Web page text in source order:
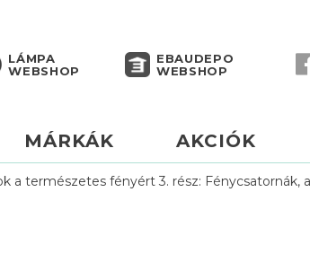
LÁMPA
WEBSHOP
EBAUDEPO
WEBSHOP
MÁRKÁK AKCIÓK
a természetes fényért 3. rész: Fénycsatornák,